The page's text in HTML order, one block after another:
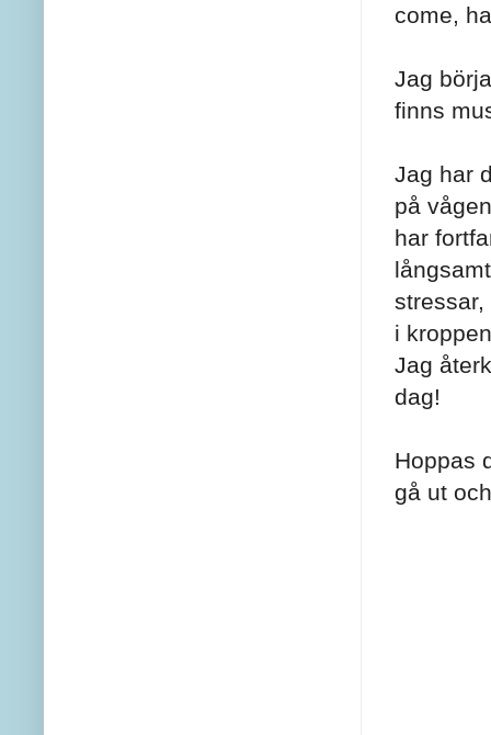
come,
Jag
finns
Jag har
på
har
i
Jag
dag!
Hoppas
gå ut